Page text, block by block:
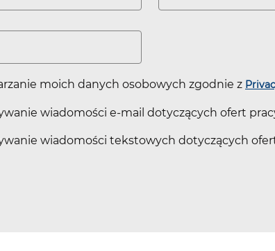
moich danych osobowych zgodnie z
wiadomości e-mail dotyczących ofert
wiadomości tekstowych dotyczących